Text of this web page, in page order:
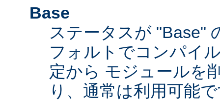
Base
ステータスが "Base"
フォルトでコンパイ
定から モジュールを
り、通常は利用可能